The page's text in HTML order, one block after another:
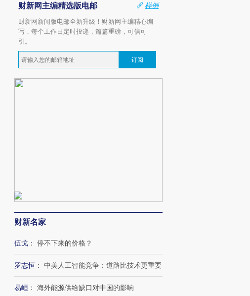
财新网主编精选版电邮
样例
财新网新闻版电邮全新升级！财新网主编精心编
写，每个工作日定时投递，篇篇重磅，可信可
引。
订阅
财新名家
伍戈 ： 停不下来的价格？
罗志恒 ： 中美人工智能竞争：道路比技术更重要
易峘 ： 海外能源供给缺口对中国的影响